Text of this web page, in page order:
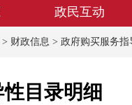
政民互动
> 财政信息 > 政府购买服务
目录明细